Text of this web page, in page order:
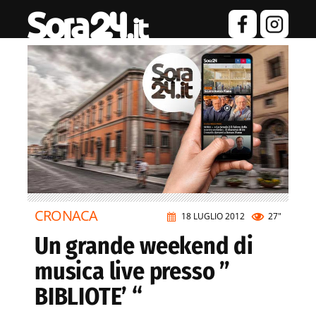
18 LUGLIO 2012 27"
CRONACA
Un grande weekend di
musica live presso ”
BIBLIOTE’ “